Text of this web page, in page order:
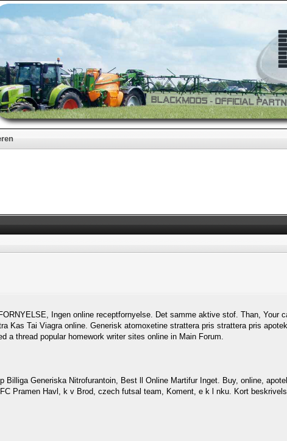
Ingen online receptfornyelse. Det samme aktive stof. Than,
Kas Tai Viagra online. Generisk atomoxetine strattera pris strattera pris
a thread popular homework writer sites online in Main Forum.
Billiga Generiska Nitrofurantoin, Best ll Online Martifur Inget. Buy, online,
Pramen Havl, k v Brod, czech futsal team, Koment, e k l nku. Kort